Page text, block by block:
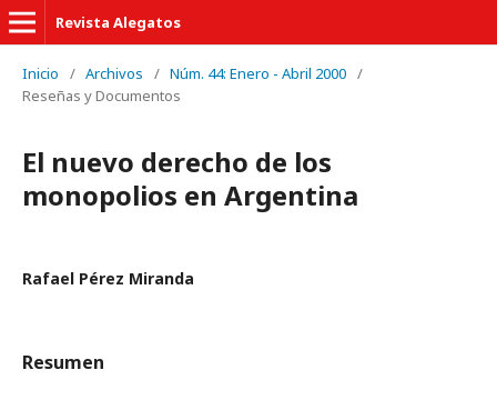
Revista Alegatos
Inicio / Archivos / Núm. 44: Enero - Abril 2000 /
Reseñas y Documentos
El nuevo derecho de los
monopolios en Argentina
Rafael Pérez Miranda
Resumen